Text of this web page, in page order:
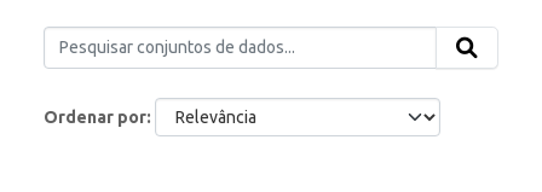
Ordenar por